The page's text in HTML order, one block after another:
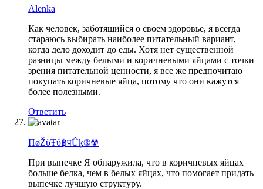
Alenka
Как человек, заботящийся о своем здоровье, я всегда
стараюсь выбирать наиболее питательный вариант,
когда дело доходит до еды. Хотя нет существенной
разницы между белыми и коричневыми яйцами с точки
зрения питательной ценности, я все же предпочитаю
покупать коричневые яйца, потому что они кажутся
более полезными.
Ответить
ПøŽϋŦΰ฿पÛķ®☢
При выпечке Я обнаружила, что в коричневых яйцах
больше белка, чем в белых яйцах, что помогает придать
выпечке лучшую структуру.